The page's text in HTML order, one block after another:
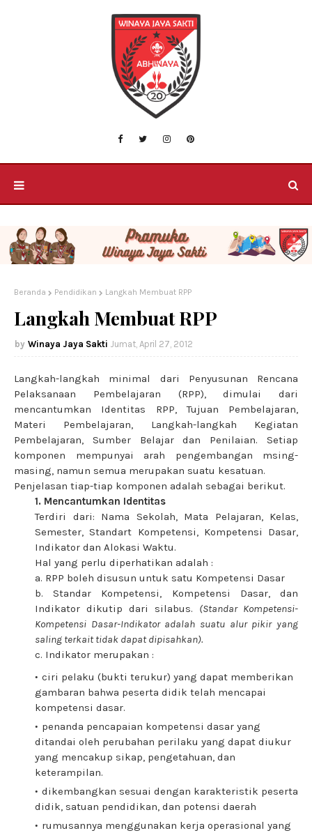
Beranda Pendidikan Langkah Membuat RPP
Langkah Membuat RPP
Winaya Jaya Sakti Jumat, April 27, 2012
Langkah-langkah minimal dari Penyusunan Rencana
Pelaksanaan Pembelajaran (RPP), dimulai dari
mencantumkan Identitas RPP, Tujuan Pembelajaran,
Materi Pembelajaran, Langkah-langkah Kegiatan
Pembelajaran, Sumber Belajar dan Penilaian. Setiap
komponen mempunyai arah pengembangan msing-
masing, namun semua merupakan suatu kesatuan.
Penjelasan tiap-tiap komponen adalah sebagai berikut.
1. Mencantumkan Identitas
Terdiri dari: Nama Sekolah, Mata Pelajaran, Kelas,
Semester, Standart Kompetensi, Kompetensi Dasar,
Indikator dan Alokasi Waktu.
Hal yang perlu diperhatikan adalah :
a. RPP boleh disusun untuk satu Kompetensi Dasar
b. Standar Kompetensi, Kompetensi Dasar, dan
Indikator dikutip dari silabus. (Standar Kompetensi-
Kompetensi Dasar-Indikator adalah suatu alur pikir yang
saling terkait tidak dapat dipisahkan).
c. Indikator merupakan :
ciri pelaku (bukti terukur) yang dapat memberikan
gambaran bahwa peserta didik telah mencapai
kompetensi dasar.
penanda pencapaian kompetensi dasar yang
ditandai oleh perubahan perilaku yang dapat diukur
yang mencakup sikap, pengetahuan, dan
keterampilan.
dikembangkan sesuai dengan karakteristik peserta
didik, satuan pendidikan, dan potensi daerah
rumusannya menggunakan kerja operasional yang